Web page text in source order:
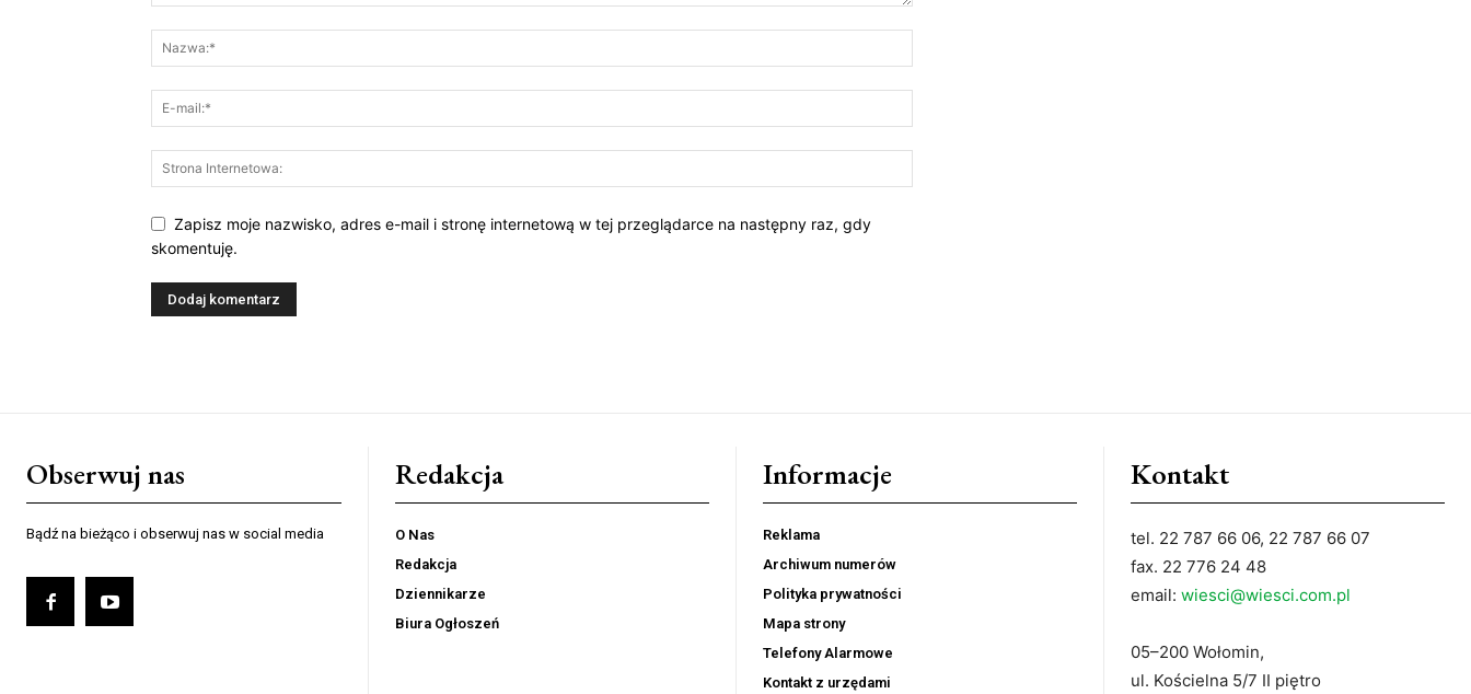
Zapisz moje nazwisko, adres e-mail i stronę internetową w tej przeglądarce na następny raz, gdy
skomentuję.
Obserwuj nas
Bądź na bieżąco i obserwuj nas w social media
Redakcja
O Nas
Redakcja
Dziennikarze
Biura Ogłoszeń
Informacje
Reklama
Archiwum numerów
Polityka prywatności
Mapa strony
Telefony Alarmowe
Kontakt z urzędami
Kontakt
tel. 22 787 66 06, 22 787 66 07
fax. 22 776 24 48
email: wiesci@wiesci.com.pl
05–200 Wołomin,
ul. Kościelna 5/7 II piętro